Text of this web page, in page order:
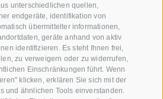
unterschiedlichen quellen,
endgeräte, identifikation von
übermittelter informationen,
geräte anhand von aktiv
identifizieren. Es steht Ihnen frei,
zu verweigern oder zu widerrufen,
Einschränkungen führt. Wenn
klicken, erklären Sie sich mit der
und ähnlichen Tools einverstanden.